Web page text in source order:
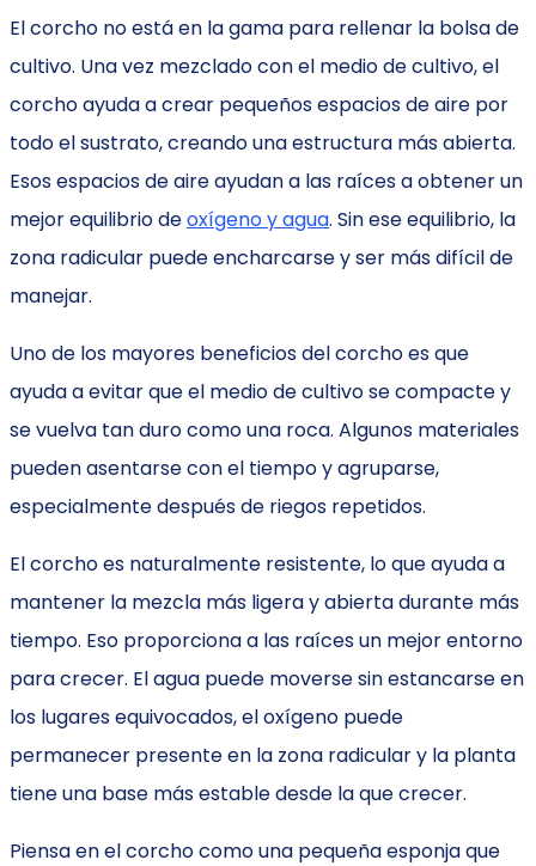
El corcho no está en la gama para rellenar la bolsa de
cultivo. Una vez mezclado con el medio de cultivo, el
corcho ayuda a crear pequeños espacios de aire por
todo el sustrato, creando una estructura más abierta.
Esos espacios de aire ayudan a las raíces a obtener un
mejor equilibrio deoxígeno y agua. Sin ese equilibrio, la
zona radicular puede encharcarse y ser más difícil de
manejar.
Uno de los mayores beneficios del corcho es que
ayuda a evitar que el medio de cultivo se compacte y
se vuelva tan duro como una roca. Algunos materiales
pueden asentarse con el tiempo y agruparse,
especialmente después de riegos repetidos.
El corcho es naturalmente resistente, lo que ayuda a
mantener la mezcla más ligera y abierta durante más
tiempo. Eso proporciona a las raíces un mejor entorno
para crecer. El agua puede moverse sin estancarse en
los lugares equivocados, el oxígeno puede
permanecer presente en la zona radicular y la planta
tiene una base más estable desde la que crecer.
Piensa en el corcho como una pequeña esponja que